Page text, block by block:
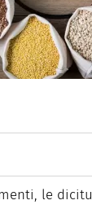
dal
di
del settore
le